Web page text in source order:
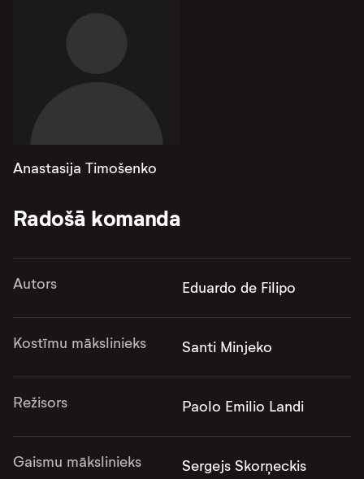
Anastasija Timošenko
Radošā komanda
Autors Eduardo de Filipo
Kostīmu mākslinieks Santi Minjeko
Režisors Paolo Emilio Landi
Gaismu mākslinieks Sergejs Skorņeckis